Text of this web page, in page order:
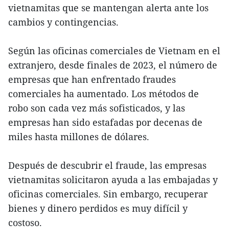
vietnamitas que se mantengan alerta ante los
cambios y contingencias.
Según las oficinas comerciales de Vietnam en el
extranjero, desde finales de 2023, el número de
empresas que han enfrentado fraudes
comerciales ha aumentado. Los métodos de
robo son cada vez más sofisticados, y las
empresas han sido estafadas por decenas de
miles hasta millones de dólares.
Después de descubrir el fraude, las empresas
vietnamitas solicitaron ayuda a las embajadas y
oficinas comerciales. Sin embargo, recuperar
bienes y dinero perdidos es muy difícil y
costoso.